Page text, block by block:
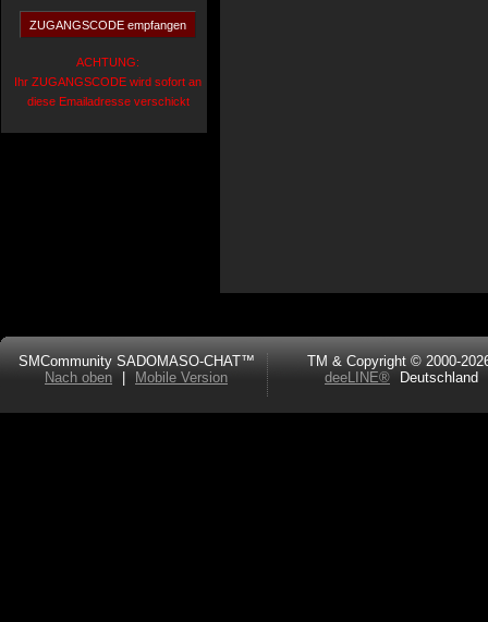
ACHTUNG:
Ihr ZUGANGSCODE wird sofort an
diese Emailadresse verschickt
SMCommunity SADOMASO-CHAT™
Nach oben
Mobile Version
TM & Copyright © 2000-
deeLINE®
Deutschland